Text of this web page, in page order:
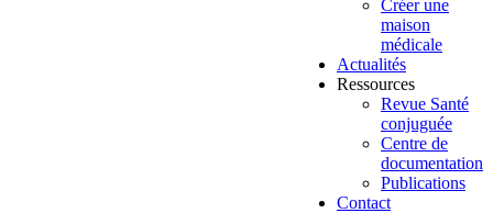
Créer une
maison
médicale
Actualités
Ressources
Revue Santé
conjuguée
Centre de
documentation
Publications
Contact